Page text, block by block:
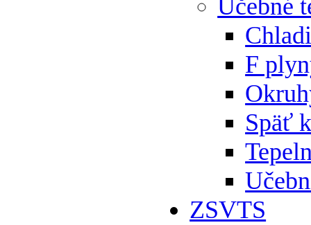
Učebné
F
Späť
ZSVTS